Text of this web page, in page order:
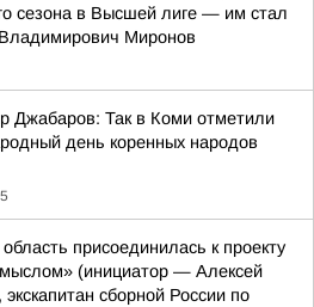
сезона в Высшей лиге — им стал
Миронов
Джабаров: Так в Коми отметили
день коренных народов
присоединилась к проекту
(инициатор — Алексей
сборной России по